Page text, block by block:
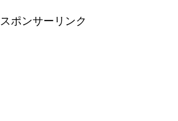
スポンサーリンク